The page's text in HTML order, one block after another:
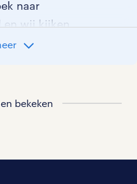
naar
en wij kijken
de organisatie
bekeken